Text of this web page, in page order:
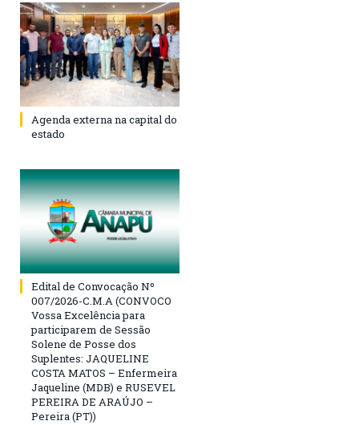
Agenda externa na capital do
estado
Edital de Convocação Nº
007/2026-C.M.A (CONVOCO
Vossa Excelência para
participarem de Sessão
Solene de Posse dos
Suplentes: JAQUELINE
COSTA MATOS – Enfermeira
Jaqueline (MDB) e RUSEVEL
PEREIRA DE ARAÚJO –
Pereira (PT))